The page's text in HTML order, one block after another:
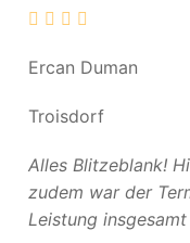
Ercan Duman
Troisdorf
Alles Blitzeblank!
zudem war der
Leistung